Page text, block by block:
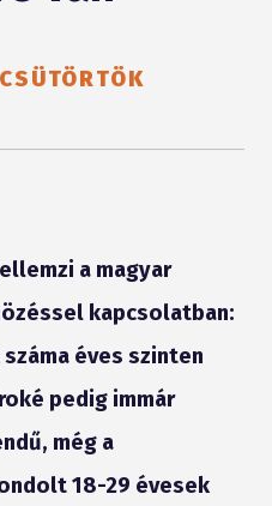
a magyar
kapcsolatban:
éves szinten
pedig immár
még a
18-29 évesek